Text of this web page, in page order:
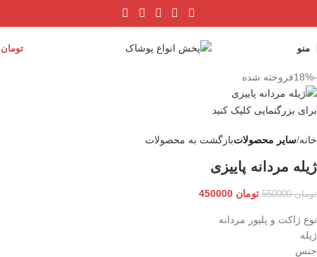
منو تومان
-18% فروخته شده
برای بزرگنمایی کلیک کنید
خانه سایر محصولاتبازگشت به محصولات
ژیله مردانه پاییزی
تومان550000 تومان
نوع ژاکت و پلیور مردانه
ژیله
جنس